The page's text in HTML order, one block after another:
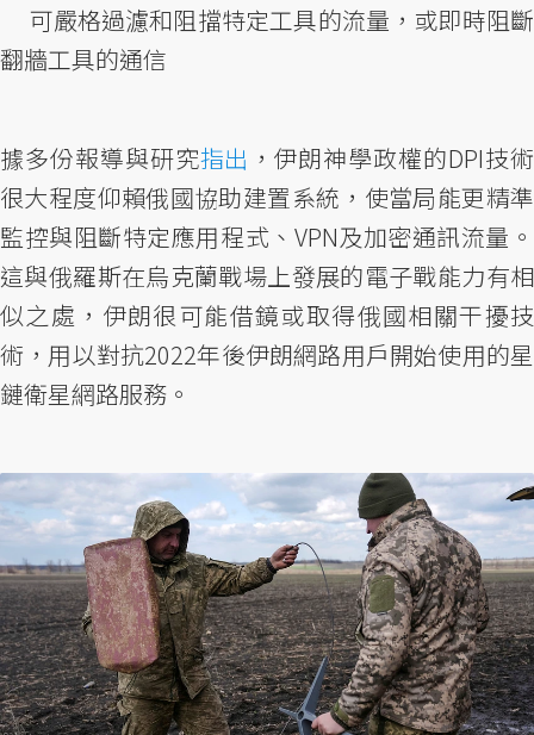
可嚴格過濾和阻擋特定工具的流量，或即時阻斷
翻牆工具的通信
據多份報導與研究指出 ，伊朗神學政權的DPI技術
很大程度仰賴俄國協助建置系統，使當局能更精準
監控與阻斷特定應用程式、VPN及加密通訊流量。
這與俄羅斯在烏克蘭戰場上發展的電子戰能力有相
似之處，伊朗很可能借鏡或取得俄國相關干擾技
術，用以對抗2022年後伊朗網路用戶開始使用的星
鏈衛星網路服務。